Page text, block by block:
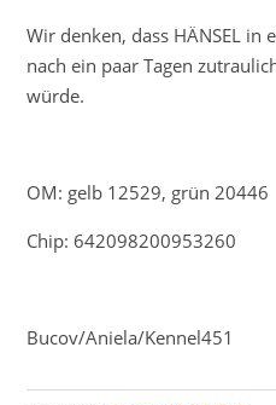
Wir denken, dass HÄNSEL in
nach ein paar Tagen
würde.
OM: gelb 12529, grün 20446
Chip: 642098200953260
Bucov/Aniela/Kennel451